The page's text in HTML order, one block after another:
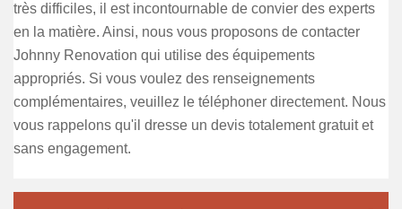
très difficiles, il est incontournable de convier des experts
en la matière. Ainsi, nous vous proposons de contacter
Johnny Renovation qui utilise des équipements
appropriés. Si vous voulez des renseignements
complémentaires, veuillez le téléphoner directement. Nous
vous rappelons qu'il dresse un devis totalement gratuit et
sans engagement.